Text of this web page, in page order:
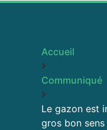
Accueil
Communiqué
Le gazon est
gros bon